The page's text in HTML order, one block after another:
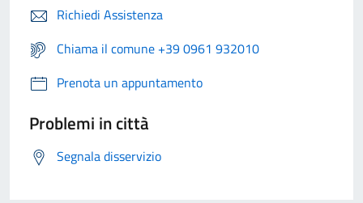
Richiedi Assistenza
Chiama il comune +39 0961 932010
Prenota un appuntamento
Problemi in città
Segnala disservizio